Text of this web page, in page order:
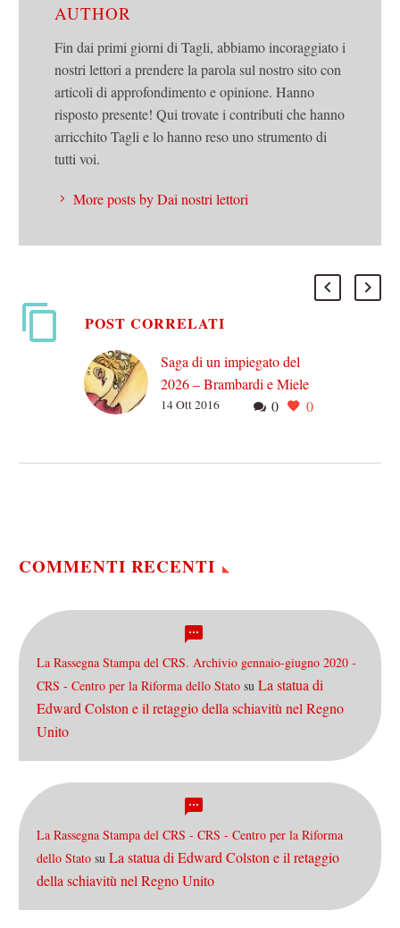
AUTHOR
Fin dai primi giorni di Tagli, abbiamo incoraggiato i
nostri lettori a prendere la parola sul nostro sito con
articoli di approfondimento e opinione. Hanno
risposto presente! Qui trovate i contributi che hanno
arricchito Tagli e lo hanno reso uno strumento di
tutti voi.
More posts by Dai nostri lettori
POST CORRELATI
Saga di un impiegato del
2026 – Brambardi e Miele
Milano, 2026. Una voce
0 0
14 Ott 2016
COMMENTI RECENTI
La Rassegna Stampa del CRS. Archivio gennaio-giugno 2020 -
CRS - Centro per la Riforma dello Stato su La statua di
Edward Colston e il retaggio della schiavitù nel Regno
Unito
La Rassegna Stampa del CRS - CRS - Centro per la Riforma
dello Stato su La statua di Edward Colston e il retaggio
della schiavitù nel Regno Unito